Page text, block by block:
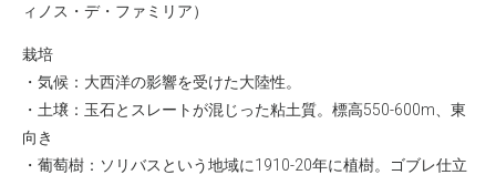
ィノス・デ・ファミリア）
栽培
・気候：大西洋の影響を受けた大陸性。
・土壌：玉石とスレートが混じった粘土質。標高550-600m、東
向き
・葡萄樹：ソリバスという地域に1910-20年に植樹。ゴブレ仕立